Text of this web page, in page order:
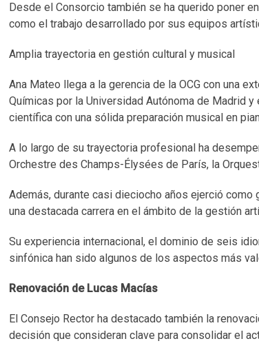
Desde el Consorcio también se ha querido poner
como el trabajo desarrollado por sus equipos
Amplia trayectoria en gestión cultural y musical
Ana Mateo llega a la gerencia de la OCG con una
Químicas por la Universidad Autónoma de Madrid
científica con una sólida preparación musical en
A lo largo de su trayectoria profesional ha
Orchestre des Champs-Élysées de París, la
Además, durante casi dieciocho años ejerció
una destacada carrera en el ámbito de la gestión
Su experiencia internacional, el dominio de seis
sinfónica han sido algunos de los aspectos más
Renovación de Lucas Macías
El Consejo Rector ha destacado también la
decisión que consideran clave para consolidar el